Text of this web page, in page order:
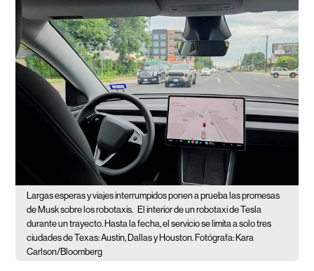
Largas esperas y viajes interrumpidos ponen a prueba las promesas
de Musk sobre los robotaxis. El interior de un robotaxi de Tesla
durante un trayecto. Hasta la fecha, el servicio se limita a solo tres
ciudades de Texas: Austin, Dallas y Houston. Fotógrafa: Kara
Carlson/Bloomberg